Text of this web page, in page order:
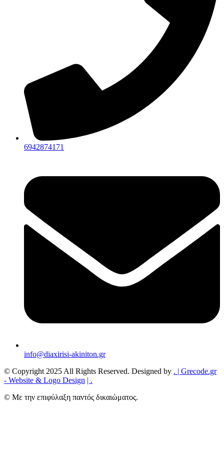
6942874171
info@diaxirisi-akiniton.gr
© Copyright 2025 All Rights Reserved. Designed by . | Grecode.gr
- Website & Logo Design | .
© Με την επιφύλαξη παντός δικαιώματος.